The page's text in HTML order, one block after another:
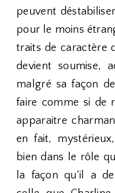
peuvent
pour le moins
traits de caractère
devient soumise,
malgré sa façon
faire comme si de
apparaitre
en fait,
bien dans le rôle
la façon qu'il a de